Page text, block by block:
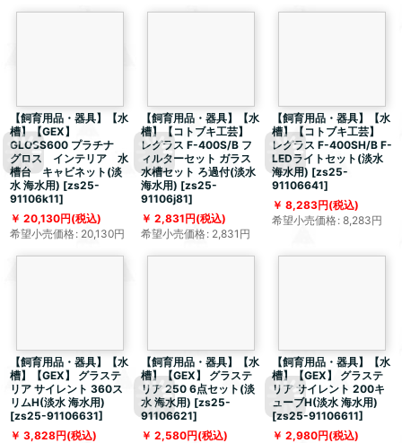
【飼育用品・器具】【水
槽】【GEX】
GLOSS600 プラチナ
グロス インテリア 水
槽台 キャビネット(淡
水 海水用) [zs25-
91106k11]
20,130円(税込)
希望小売価格: 20,130円
【飼育用品・器具】【水
槽】【コトブキ工芸】
レグラス F-400S/B フ
ィルターセット ガラス
水槽セット ろ過付(淡水
海水用) [zs25-
91106j81]
2,831円(税込)
希望小売価格: 2,831 円
【飼育用品・器具】【水
槽】【コトブキ工芸】
レグラス F-400SH/B F-
LEDライトセット(淡水
海水用) [zs25-
91106641]
8,283円(税込)
希望小売価格: 8,283円
【飼育用品・器具】【水
槽】【GEX】 グラステ
リア サイレント 360ス
リムH(淡水 海水用)
[zs25-91106631]
3,828円(税込)
【飼育用品・器具】【水
槽】【GEX】 グラステ
リア 250 6点セット(淡
水 海水用) [zs25-
91106621]
2,580円(税込)
【飼育用品・器具】【水
槽】【GEX】 グラステ
リア サイレント 200キ
ューブH(淡水 海水用)
[zs25-91106611]
2,980円(税込)